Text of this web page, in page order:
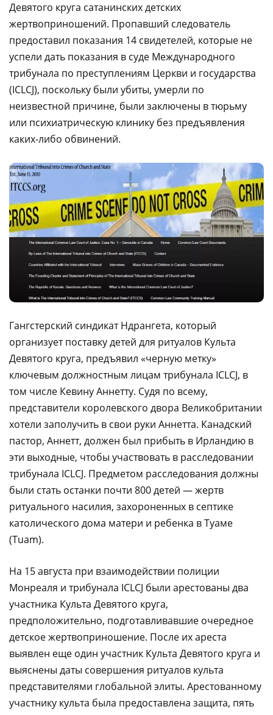
Девятого круга сатанинских детских
жертвоприношений. Пропавший следователь
предоставил показания 14 свидетелей, которые не
успели дать показания в суде Международного
трибунала по преступлениям Церкви и государства
(ICLCJ), поскольку были убиты, умерли по
неизвестной причине, были заключены в тюрьму
или психиатрическую клинику без предъявления
каких-либо обвинений.
Гангстерский синдикат Ндрангета, который
организует поставку детей для ритуалов Культа
Девятого круга, предъявил «черную метку»
ключевым должностным лицам трибунала ICLCJ, в
том числе Кевину Аннетту. Судя по всему,
представители королевского двора Великобритании
хотели заполучить в свои руки Аннетта. Канадский
пастор, Аннетт, должен был прибыть в Ирландию в
эти выходные, чтобы участвовать в расследовании
трибунала ICLCJ. Предметом расследования должны
были стать останки почти 800 детей — жертв
ритуального насилия, захороненных в септике
католического дома матери и ребенка в Туаме
(Tuam).
На 15 августа при взаимодействии полиции
Монреаля и трибунала ICLCJ были арестованы два
участника Культа Девятого круга,
предположительно, подготавливавшие очередное
детское жертвоприношение. После их ареста
выявлен еще один участник Культа Девятого круга и
выяснены даты совершения ритуалов культа
представителями глобальной элиты. Арестованному
участнику культа была предоставлена защита, пять